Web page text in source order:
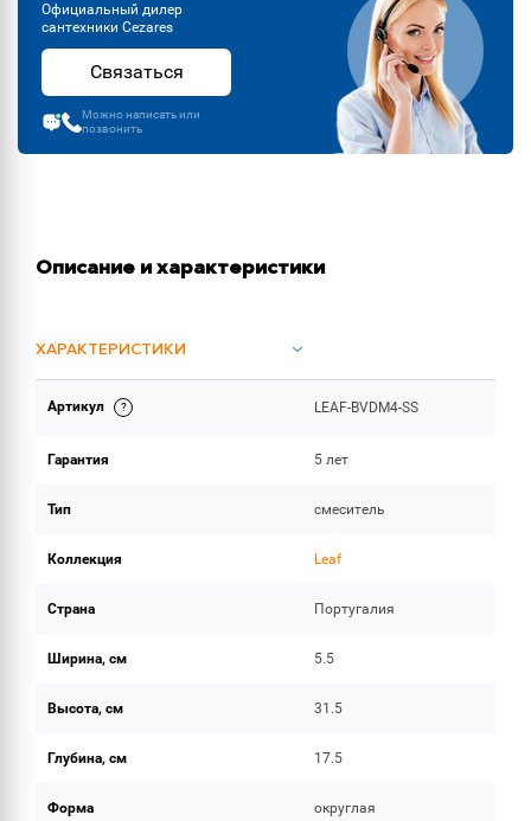
Официальный дилер
сантехники Cezares
Связаться
Можно написать или
позвонить
Описание и характеристики
ХАРАКТЕРИСТИКИ
ОБЪЕМ ПОСТАВКИ
Артикул LEAF-BVDM4-SS
Гарантия 5 лет
Тип смеситель
Коллекция Leaf
Страна Португалия
Ширина, см 5.5
Высота, см 31.5
Глубина, см 17.5
Форма округлая